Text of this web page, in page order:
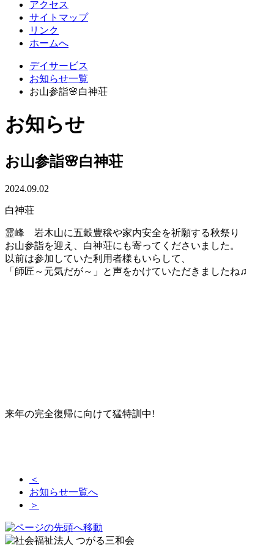
アクセス
サイトマップ
リンク
ホームへ
デイサービス
お知らせ一覧
お山参詣🌸白神荘
お知らせ
お山参詣🌸白神荘
2024.09.02
白神荘
霊峰 岩木山に五穀豊穣や家内安全を祈願する秋祭り
お山参詣を迎え、白神荘にも寄ってくださいました。
以前は参加していた利用者様もいらして、
「師匠～元気だが～」と声をかけていただきましたね♫
来年の完全復帰に向けて猛特訓中!
＜
お知らせ一覧へ
＞